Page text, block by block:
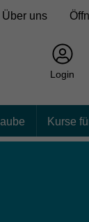
Über uns
Login
Kurse